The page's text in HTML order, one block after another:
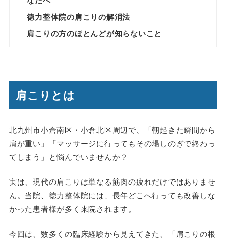
徳力整体院の肩こりの解消法
肩こりの方のほとんどが知らないこと
肩こりとは
北九州市小倉南区・小倉北区周辺で、「朝起きた瞬間から
肩が重い」「マッサージに行ってもその場しのぎで終わっ
てしまう」と悩んでいませんか？
実は、現代の肩こりは単なる筋肉の疲れだけではありませ
ん。当院、徳力整体院には、長年どこへ行っても改善しな
かった患者様が多く来院されます。
今回は、数多くの臨床経験から見えてきた、「肩こりの根